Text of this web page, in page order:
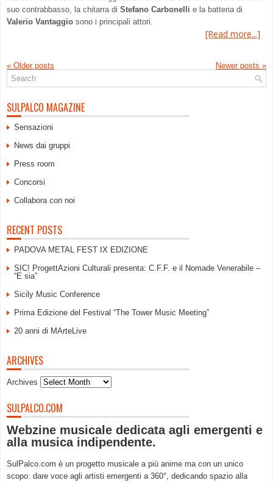
suo contrabbasso, la chitarra di Stefano Carbonelli e la batteria di
Valerio Vantaggio sono i principali attori.
[Read more...]
« Older posts Newer posts »
SULPALCO MAGAZINE
Sensazioni
News dai gruppi
Press room
Concorsi
Collabora con noi
RECENT POSTS
PADOVA METAL FEST IX EDIZIONE
SIC! ProgettAzioni Culturali presenta: C.F.F. e il Nomade Venerabile –
“E sia”
Sicily Music Conference
Prima Edizione del Festival “The Tower Music Meeting”
20 anni di MArteLive
ARCHIVES
Archives
SULPALCO.COM
Webzine musicale dedicata agli emergenti e
alla musica indipendente.
SulPalco.com è un progetto musicale a più anime ma con un unico
scopo: dare voce agli artisti emergenti a 360°, dedicando spazio alla